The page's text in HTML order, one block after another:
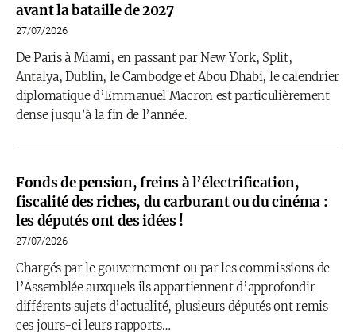
avant la bataille de 2027
27/07/2026
De Paris à Miami, en passant par New York, Split,
Antalya, Dublin, le Cambodge et Abou Dhabi, le calendrier
diplomatique d’Emmanuel Macron est particulièrement
dense jusqu’à la fin de l’année.
Fonds de pension, freins à l’électrification,
fiscalité des riches, du carburant ou du cinéma :
les députés ont des idées !
27/07/2026
Chargés par le gouvernement ou par les commissions de
l’Assemblée auxquels ils appartiennent d’approfondir
différents sujets d’actualité, plusieurs députés ont remis
ces jours-ci leurs rapports…